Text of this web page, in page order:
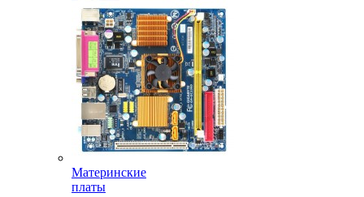
Материнские
платы